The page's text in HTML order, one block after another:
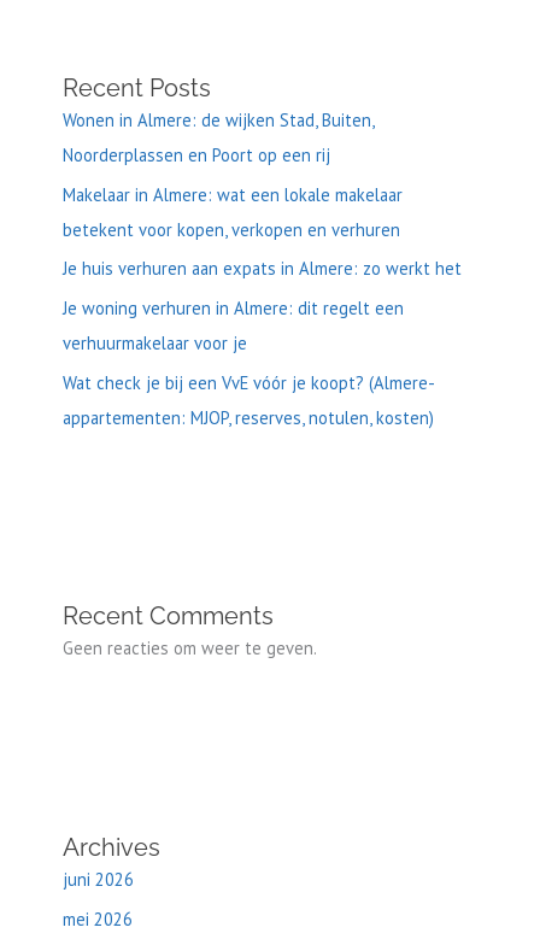
Recent Posts
Wonen in Almere: de wijken Stad, Buiten,
Noorderplassen en Poort op een rij
Makelaar in Almere: wat een lokale makelaar
betekent voor kopen, verkopen en verhuren
Je huis verhuren aan expats in Almere: zo werkt het
Je woning verhuren in Almere: dit regelt een
verhuurmakelaar voor je
Wat check je bij een VvE vóór je koopt? (Almere-
appartementen: MJOP, reserves, notulen, kosten)
Recent Comments
Geen reacties om weer te geven.
Archives
juni 2026
mei 2026